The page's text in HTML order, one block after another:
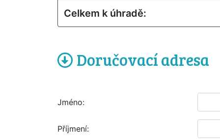
Celkem k úhradě:
Doručovací adresa
Jméno:
Příjmení: